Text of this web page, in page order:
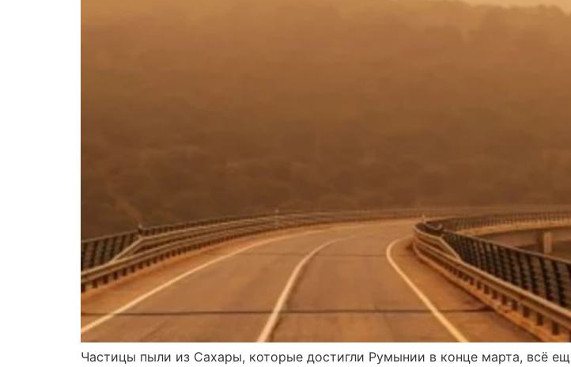
Частицы пыли из Сахары, которые достигли Румынии в конце марта, всё